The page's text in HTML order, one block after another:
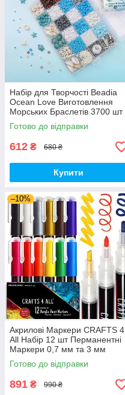
Набір для Творчості Beadia
Ocean Love Виготовлення
Морських Браслетів 3700 шт
(01466)
Готово до відправки
612 ₴ 680 ₴
Купити
–10%
Акрилові Маркери CRAFTS 4
All Набір 12 шт Перманентні
Маркери 0,7 мм та 3 мм
(00351)
Готово до відправки
891 ₴ 990 ₴